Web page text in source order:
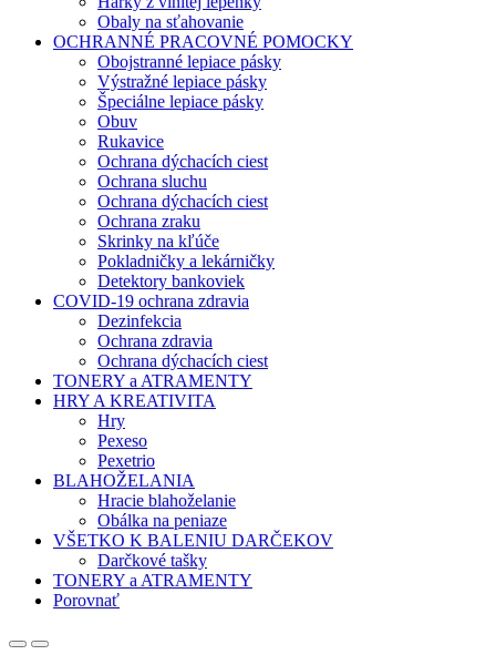
Obaly na sťahovanie
OCHRANNÉ PRACOVNÉ POMOCKY
Obojstranné lepiace pásky
Výstražné lepiace pásky
Špeciálne lepiace pásky
Obuv
Rukavice
Ochrana dýchacích ciest
Ochrana sluchu
Ochrana dýchacích ciest
Ochrana zraku
Skrinky na kľúče
Pokladničky a lekárničky
Detektory bankoviek
COVID-19 ochrana zdravia
Dezinfekcia
Ochrana zdravia
Ochrana dýchacích ciest
TONERY a ATRAMENTY
HRY A KREATIVITA
Hry
Pexeso
Pexetrio
BLAHOŽELANIA
Hracie blahoželanie
Obálka na peniaze
VŠETKO K BALENIU DARČEKOV
Darčkové tašky
TONERY a ATRAMENTY
Porovnať
OpenClose